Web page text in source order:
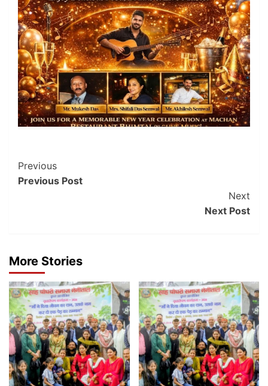
Post
Navigation
Previous
Previous Post
Next
Next Post
More Stories